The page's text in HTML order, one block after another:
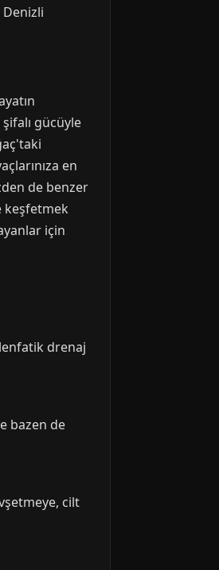
Denizli
gücüyle
en
de benzer
keşfetmek
için
drenaj
bazen de
cilt